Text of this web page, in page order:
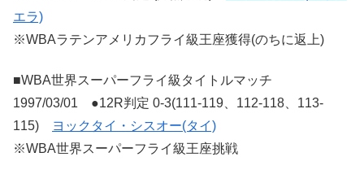
エラ)
※WBAラテンアメリカフライ級王座獲得(のちに返上)
■WBA世界スーパーフライ級タイトルマッチ
1997/03/01 ●12R判定 0-3(111-119、112-118、113-
115)
ヨックタイ・シスオー(タイ)
※WBA世界スーパーフライ級王座挑戦